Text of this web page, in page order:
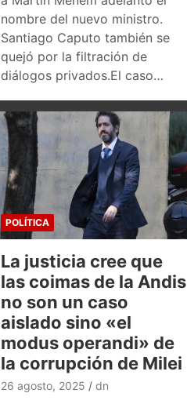
nombre del nuevo ministro.
Santiago Caputo también se
quejó por la filtración de
diálogos privados.El caso…
POLÍTICA
La justicia cree que
las coimas de la Andis
no son un caso
aislado sino «el
modus operandi» de
la corrupción de Milei
26 agosto, 2025 dn